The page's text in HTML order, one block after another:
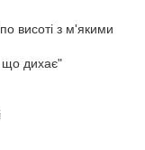
по висоті з м'якими
що дихає"